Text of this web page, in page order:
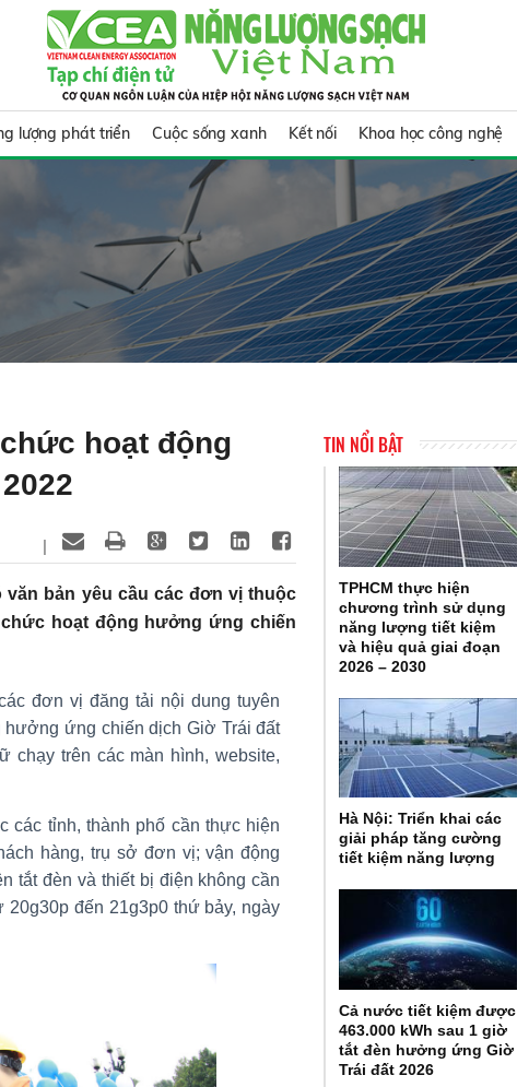
lượng phát triển Cuộc sống xanh Kết nối Khoa học công nghệ
hoạt động
|
bản yêu cầu các đơn vị thuộc
hoạt động hưởng ứng chiến
đơn vị đăng tải nội dung tuyên
hưởng ứng chiến dịch Giờ Trái đất
chạy trên các màn hình, website,
các tỉnh, thành phố cần thực hiện
hàng, trụ sở đơn vị; vận động
tắt đèn và thiết bị điện không cần
đến 21g3p0 thứ bảy, ngày
TIN NỔI BẬT
TPHCM thực hiện
chương trình sử dụng
năng lượng tiết kiệm
và hiệu quả giai đoạn
2026 – 2030
Hà Nội: Triển khai các
giải pháp tăng cường
tiết kiệm năng lượng
Cả nước tiết kiệm được
463.000 kWh sau 1 giờ
tắt đèn hưởng ứng Giờ
Trái đất 2026